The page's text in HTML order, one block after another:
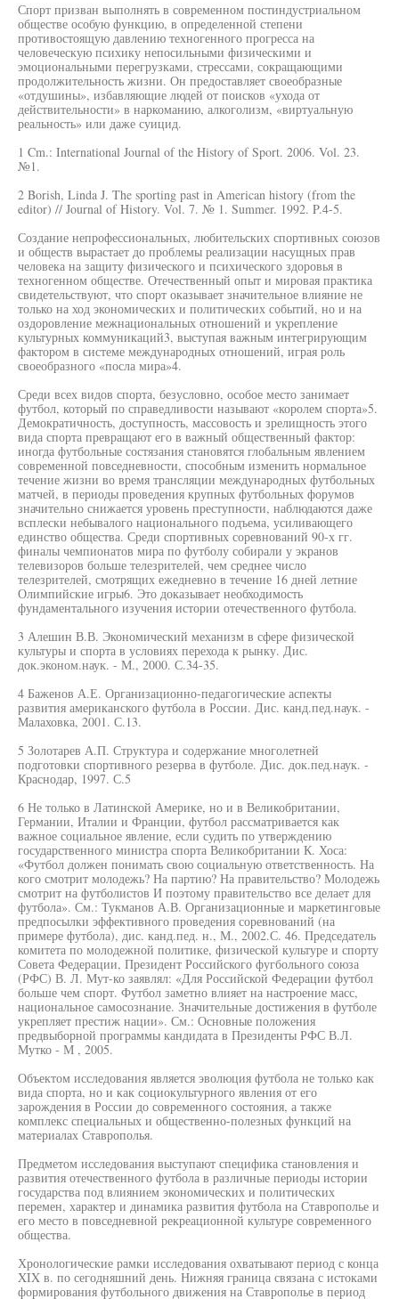
Спорт призван выполнять в современном постиндустриальном
обществе особую функцию, в определенной степени
противостоящую давлению техногенного прогресса на
человеческую психику непосильными физическими и
эмоциональными перегрузками, стрессами, сокращающими
продолжительность жизни. Он предоставляет своеобразные
«отдушины», избавляющие людей от поисков «ухода от
действительности» в наркоманию, алкоголизм, «виртуальную
реальность» или даже суицид.
1 Cm.: International Journal of the History of Sport. 2006. Vol. 23.
№1.
2 Borish, Linda J. The sporting past in American history (from the
editor) // Journal of History. Vol. 7. № 1. Summer. 1992. P.4-5.
Создание непрофессиональных, любительских спортивных союзов
и обществ вырастает до проблемы реализации насущных прав
человека на защиту физического и психического здоровья в
техногенном обществе. Отечественный опыт и мировая практика
свидетельствуют, что спорт оказывает значительное влияние не
только на ход экономических и политических событий, но и на
оздоровление межнациональных отношений и укрепление
культурных коммуникаций3, выступая важным интегрирующим
фактором в системе международных отношений, играя роль
своеобразного «посла мира»4.
Среди всех видов спорта, безусловно, особое место занимает
футбол, который по справедливости называют «королем спорта»5.
Демократичность, доступность, массовость и зрелищность этого
вида спорта превращают его в важный общественный фактор:
иногда футбольные состязания становятся глобальным явлением
современной повседневности, способным изменить нормальное
течение жизни во время трансляции международных футбольных
матчей, в периоды проведения крупных футбольных форумов
значительно снижается уровень преступности, наблюдаются даже
всплески небывалого национального подъема, усиливающего
единство общества. Среди спортивных соревнований 90-х гг.
финалы чемпионатов мира по футболу собирали у экранов
телевизоров больше телезрителей, чем среднее число
телезрителей, смотрящих ежедневно в течение 16 дней летние
Олимпийские игры6. Это доказывает необходимость
фундаментального изучения истории отечественного футбола.
3 Алешин В.В. Экономический механизм в сфере физической
культуры и спорта в условиях перехода к рынку. Дис.
док.эконом.наук. - М., 2000. С.34-35.
4 Баженов А.Е. Организационно-педагогические аспекты
развития американского футбола в России. Дис. канд.пед.наук. -
Малаховка, 2001. С.13.
5 Золотарев А.П. Структура и содержание многолетней
подготовки спортивного резерва в футболе. Дис. док.пед.наук. -
Краснодар, 1997. С.5
6 Не только в Латинской Америке, но и в Великобритании,
Германии, Италии и Франции, футбол рассматривается как
важное социальное явление, если судить по утверждению
государственного министра спорта Великобритании К. Хоса:
«Футбол должен понимать свою социальную ответственность. На
кого смотрит молодежь? На партию? На правительство? Молодежь
смотрит на футболистов И поэтому правительство все делает для
футбола». См.: Тукманов А.В. Организационные и маркетинговые
предпосылки эффективного проведения соревнований (на
примере футбола), дис. канд.пед. н., М., 2002.С. 46. Председатель
комитета по молодежной политике, физической культуре и спорту
Совета Федерации, Президент Российского фугбольного союза
(РФС) В. Л. Мут-ко заявлял: «Для Российской Федерации футбол
больше чем спорт. Футбол заметно влияет на настроение масс,
национальное самосознание. Значительные достижения в футболе
укрепляет престиж нации». См.: Основные положения
предвыборной программы кандидата в Президенты РФС В.Л.
Мутко - М , 2005.
Объектом исследования является эволюция футбола не только как
вида спорта, но и как социокультурного явления от его
зарождения в России до современного состояния, а также
комплекс специальных и общественно-полезных функций на
материалах Ставрополья.
Предметом исследования выступают специфика становления и
развития отечественного футбола в различные периоды истории
государства под влиянием экономических и политических
перемен, характер и динамика развития футбола на Ставрополье и
его место в повседневной рекреационной культуре современного
общества.
Хронологические рамки исследования охватывают период с конца
XIX в. по сегодняшний день. Нижняя граница связана с истоками
формирования футбольного движения на Ставрополье в период